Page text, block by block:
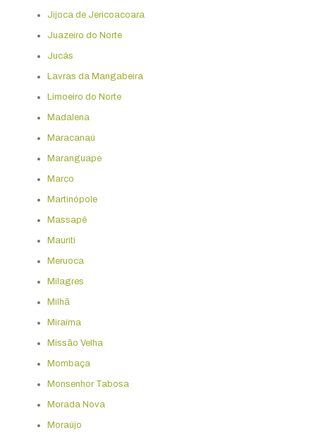
Jijoca de Jericoacoara
Juazeiro do Norte
Jucás
Lavras da Mangabeira
Limoeiro do Norte
Madalena
Maracanaú
Maranguape
Marco
Martinópole
Massapê
Mauriti
Meruoca
Milagres
Milhã
Miraíma
Missão Velha
Mombaça
Monsenhor Tabosa
Morada Nova
Moraújo